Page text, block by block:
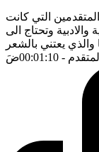
التي كانت
والادبية وتحتاج الى
يعتني بالشعر
- 00:01:10 ضَ